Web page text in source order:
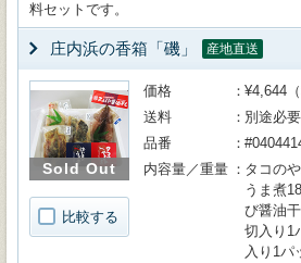
料セットです。
庄内浜の香箱「磯」 産地直送
Sold Out
比較する
価格
¥4,644（
送料
別途必要
品番
内容量／重量
タコの
うま煮
び醤油
切入り1
入り1パ